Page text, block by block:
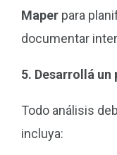
Maper para
documentar
5. Desarrollá un
Todo análisis
incluya: